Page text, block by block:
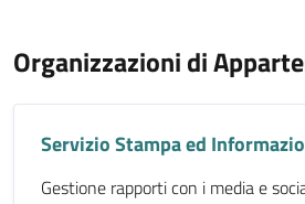
Organizzazioni di
Servizio Stampa ed
Gestione rapporti con i media e